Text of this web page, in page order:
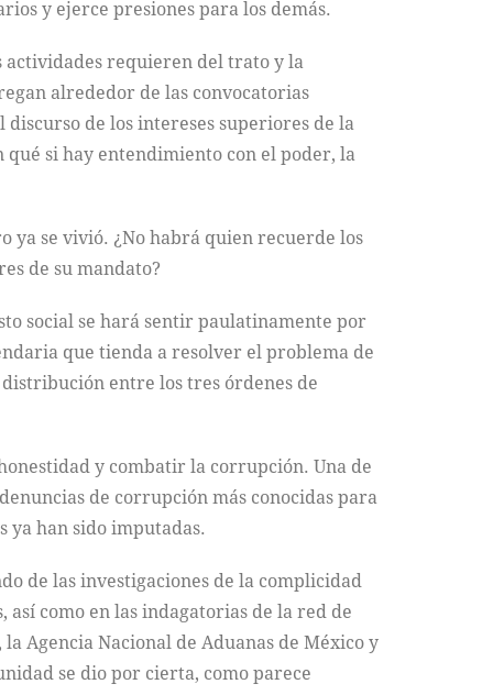
y ejerce presiones para los demás.
actividades requieren del trato y la
alrededor de las convocatorias
de los intereses superiores de la
qué si hay entendimiento con el poder, la
ya se vivió. ¿No habrá quien recuerde los
de su mandato?
social se hará sentir paulatinamente por
que tienda a resolver el problema de
entre los tres órdenes de
y combatir la corrupción. Una de
de corrupción más conocidas para
ya han sido imputadas.
de las investigaciones de la complicidad
como en las indagatorias de la red de
Agencia Nacional de Aduanas de México y
se dio por cierta, como parece